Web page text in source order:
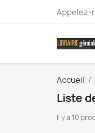
Appelez-
Accueil
Liste
Il y a 10